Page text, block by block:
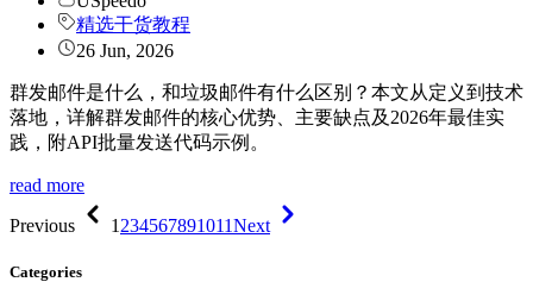
精选干货教程
26 Jun, 2026
群发邮件是什么，和垃圾邮件有什么区别？本文从定义到技术
落地，详解群发邮件的核心优势、主要缺点及2026年最佳实
践，附API批量发送代码示例。
read more
Previous
1 234567891011Next
Categories